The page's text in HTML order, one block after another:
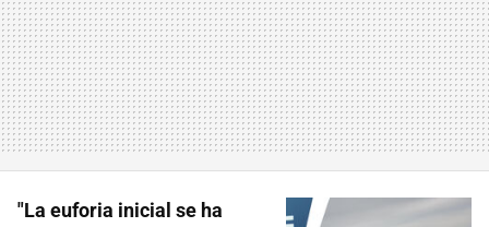
"La euforia inicial se ha